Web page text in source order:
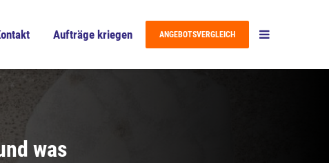
Aufträge kriegen ANGEBOTSVERGLEICH
was